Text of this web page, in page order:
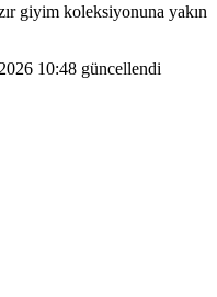
giyim koleksiyonuna yakın
10:48 güncellendi